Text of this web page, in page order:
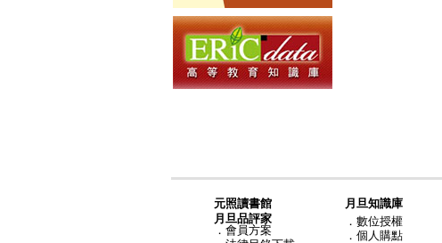
元照讀書館
月旦品評家
． 會員方案
月旦知識庫
． 數位授權
． 個人購點